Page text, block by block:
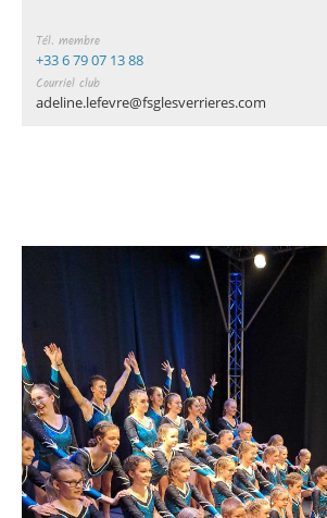
Tél. membre
+33 6 79 07 13 88
Courriel club
adeline.lefevre@fsglesverrieres.com